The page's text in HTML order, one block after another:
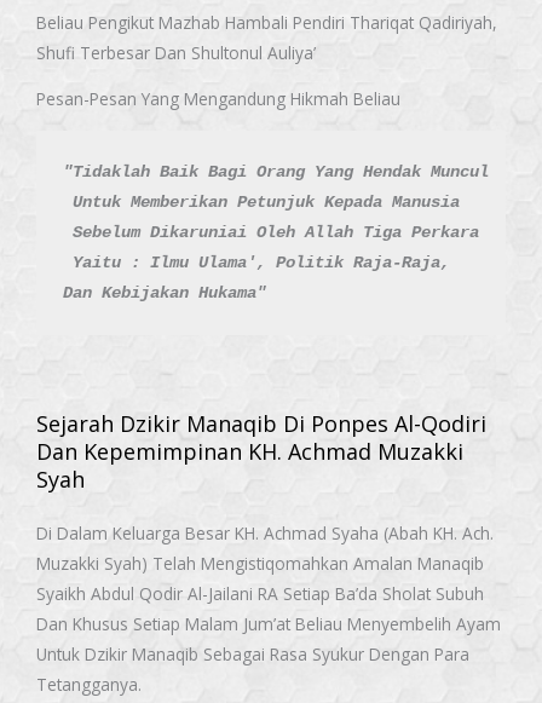
Beliau Pengikut Mazhab Hambali Pendiri Thariqat Qadiriyah,
Shufi Terbesar Dan Shultonul Auliya’
Pesan-Pesan Yang Mengandung Hikmah Beliau
"Tidaklah Baik Bagi Orang Yang Hendak Muncul
Untuk Memberikan Petunjuk Kepada Manusia
Sebelum Dikaruniai Oleh Allah Tiga Perkara
Yaitu : Ilmu Ulama', Politik Raja-Raja,
Dan Kebijakan Hukama"
Sejarah Dzikir Manaqib Di Ponpes Al-Qodiri
Dan Kepemimpinan KH. Achmad Muzakki
Syah
Di Dalam Keluarga Besar KH. Achmad Syaha (Abah KH. Ach.
Muzakki Syah) Telah Mengistiqomahkan Amalan Manaqib
Syaikh Abdul Qodir Al-Jailani RA Setiap Ba’da Sholat Subuh
Dan Khusus Setiap Malam Jum’at Beliau Menyembelih Ayam
Untuk Dzikir Manaqib Sebagai Rasa Syukur Dengan Para
Tetangganya.